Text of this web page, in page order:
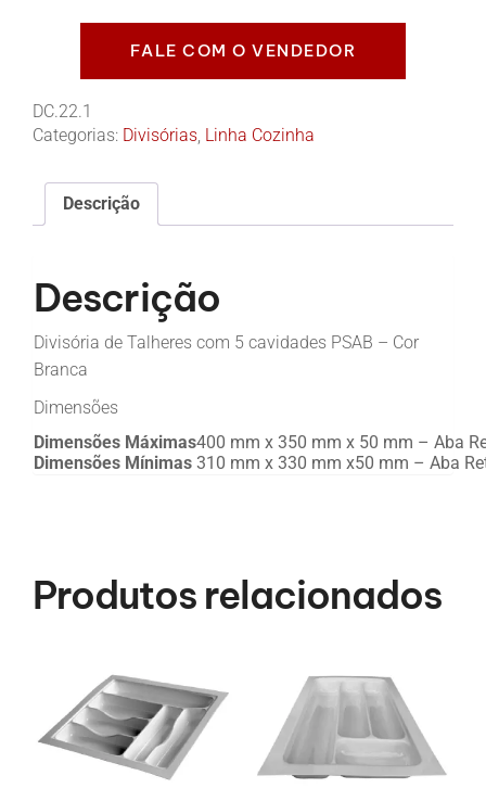
FALE COM O VENDEDOR
DC.22.1
Categorias: Divisórias, Linha Cozinha
Descrição
Descrição
Divisória de Talheres com 5 cavidades PSAB – Cor
Branca
Dimensões
Dimensões Máximas400 mm x 350 mm x 50 mm – Aba
Dimensões Mínimas 310 mm x 330 mm x50 mm – Aba
Produtos relacionados